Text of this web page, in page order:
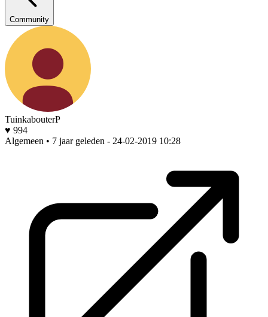
Community
TuinkabouterP
♥ 994
Algemeen • 7 jaar geleden - 24-02-2019 10:28